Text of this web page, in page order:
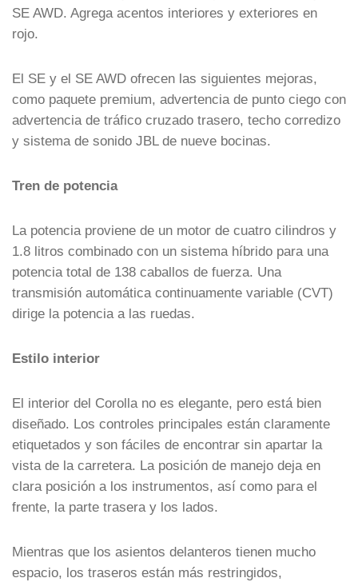
SE AWD. Agrega acentos interiores y exteriores en
rojo.
El SE y el SE AWD ofrecen las siguientes mejoras,
como paquete premium, advertencia de punto ciego con
advertencia de tráfico cruzado trasero, techo corredizo
y sistema de sonido JBL de nueve bocinas.
Tren de potencia
La potencia proviene de un motor de cuatro cilindros y
1.8 litros combinado con un sistema híbrido para una
potencia total de 138 caballos de fuerza. Una
transmisión automática continuamente variable (CVT)
dirige la potencia a las ruedas.
Estilo interior
El interior del Corolla no es elegante, pero está bien
diseñado. Los controles principales están claramente
etiquetados y son fáciles de encontrar sin apartar la
vista de la carretera. La posición de manejo deja en
clara posición a los instrumentos, así como para el
frente, la parte trasera y los lados.
Mientras que los asientos delanteros tienen mucho
espacio, los traseros están más restringidos,